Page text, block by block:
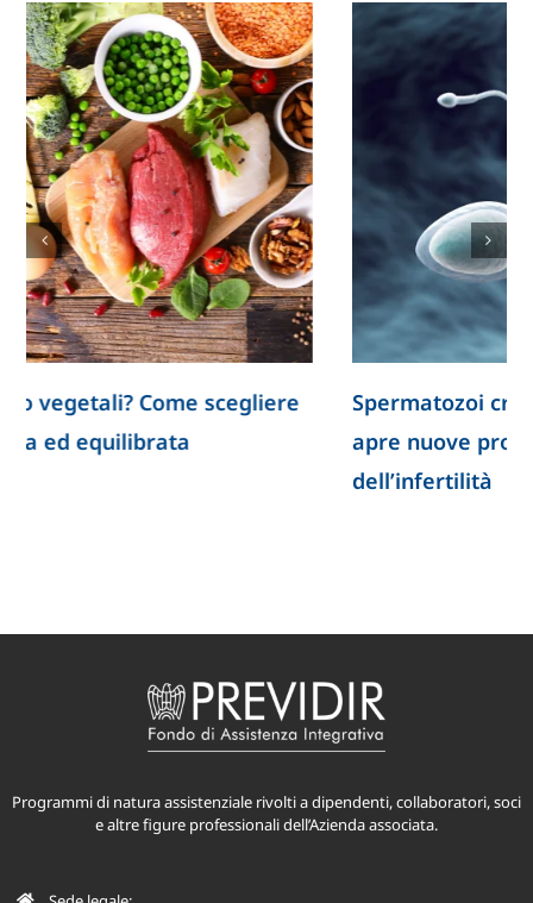
Spermatozoi creati in laboratorio: la ricerca
apre nuove prospettive per lo studio
Programmi di natura assistenziale rivolti a dipendenti, collaboratori, soci